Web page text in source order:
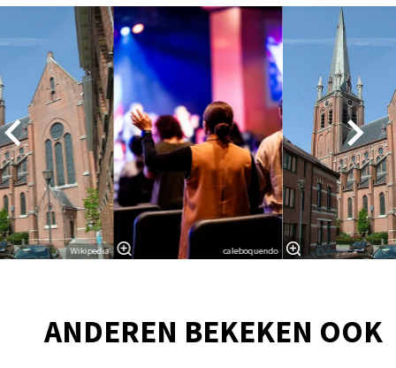
Wikipedia caleboquendo
ANDEREN BEKEKEN OOK